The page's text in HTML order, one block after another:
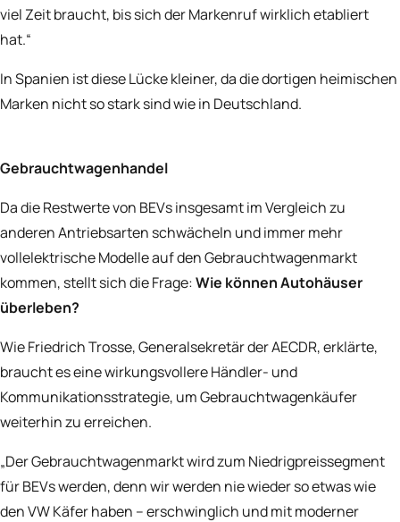
viel Zeit braucht, bis sich der Markenruf wirklich etabliert
hat.“
In Spanien ist diese Lücke kleiner, da die dortigen heimischen
Marken nicht so stark sind wie in Deutschland.
Gebrauchtwagenhandel
Da die Restwerte von BEVs insgesamt im Vergleich zu
anderen Antriebsarten schwächeln und immer mehr
vollelektrische Modelle auf den Gebrauchtwagenmarkt
kommen, stellt sich die Frage:Wie können Autohäuser
überleben?
Wie Friedrich Trosse, Generalsekretär der AECDR, erklärte,
braucht es eine wirkungsvollere Händler- und
Kommunikationsstrategie, um Gebrauchtwagenkäufer
weiterhin zu erreichen.
„Der Gebrauchtwagenmarkt wird zum Niedrigpreissegment
für BEVs werden, denn wir werden nie wieder so etwas wie
den VW Käfer haben – erschwinglich und mit moderner